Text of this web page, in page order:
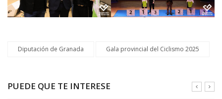
Diputación de Granada Gala provincial del Ciclismo 2025
PUEDE QUE TE INTERESE